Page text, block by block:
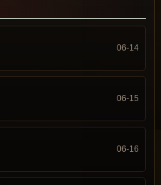
06-14
06-15
06-16